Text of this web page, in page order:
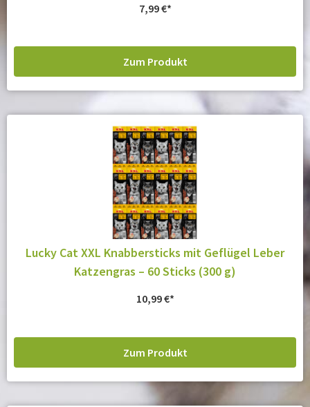
7,99€
Zum Produkt
Lucky Cat XXL Knabbersticks mit Geflügel Leber
Katzengras – 60 Sticks (300 g)
10,99€
Zum Produkt